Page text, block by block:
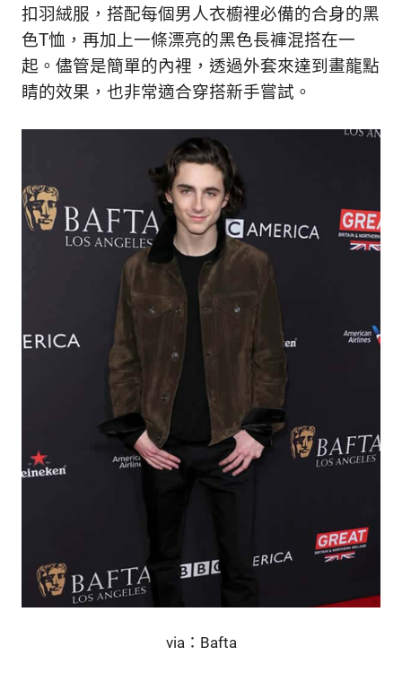
扣羽絨服，搭配每個男人衣櫥裡必備的合身的黑
色T恤，再加上一條漂亮的黑色長褲混搭在一
起。儘管是簡單的內裡，透過外套來達到畫龍點
睛的效果，也非常適合穿搭新手嘗試。
via：Bafta